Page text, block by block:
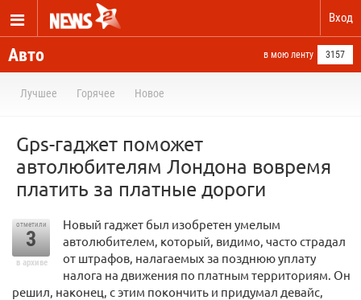
Вход
Авто в мою ленту 3157
Лучшее Горячее Новое
Gps-гаджет поможет
автолюбителям Лондона вовремя
платить за платные дороги
отметили
3
в архиве
Новый гаджет был изобретен умелым
автолюбителем, который, видимо, часто страдал
от штрафов, налагаемых за позднюю уплату
налога на движения по платным территориям. Он
решил, наконец, с этим покончить и придумал девайс,